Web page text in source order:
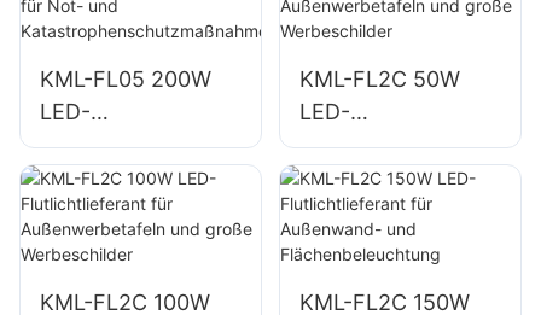
Baustellenbeleucht
und Lagerflächen
KML-FL05 200W
LED-
Flutlichtlieferant,
Beleuchtung für
Not- und
Katastrophenschut
KML-FL2C 50W
LED-
Flutlichtlieferant für
Außenwerbetafeln
und große
Werbeschilder
KML-FL2C 100W KML-FL2C 150W